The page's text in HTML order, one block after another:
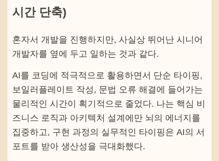
시간 단축)
혼자서 개발을 진행하지만, 사실상 뛰어난 시니어
개발자를 옆에 두고 일하는 것과 같다.
AI를 코딩에 적극적으로 활용하면서 단순 타이핑,
보일러플레이트 작성, 문법 오류 해결에 들어가는
물리적인 시간이 획기적으로 줄었다. 나는 핵심 비
즈니스 로직과 아키텍처 설계에만 뇌의 에너지를
집중하고, 구현 과정의 실무적인 타이핑은 AI의 서
포트를 받아 생산성을 극대화했다.